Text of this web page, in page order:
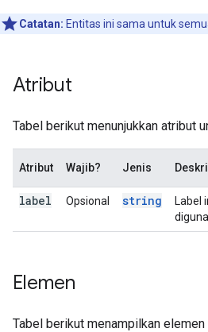
Catatan: Entitas ini sama untuk
Atribut
Tabel berikut menunjukkan atribut
Atribut Wajib? Jenis
label Opsional string
Label
Elemen
Tabel berikut menampilkan